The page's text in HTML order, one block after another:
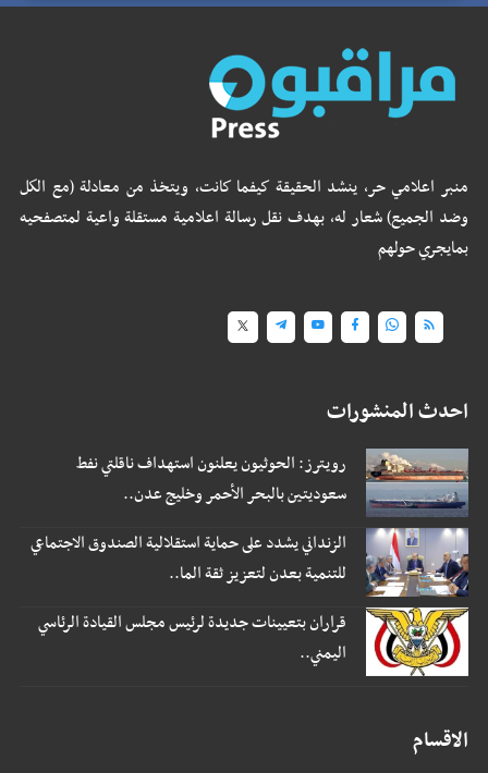
منبر اعلامي حر، ينشد الحقيقة كيفما كانت، ويتخذ من معادلة (مع الكل
وضد الجميع) شعار له، بهدف نقل رسالة اعلامية مستقلة واعية لمتصفحيه
بمايجري حولهم
احدث المنشورات
رويترز: الحوثيون يعلنون استهداف ناقلتي نفط
سعوديتين بالبحر الأحمر وخليج عدن..
الزنداني يشدد على حماية استقلالية الصندوق الاجتماعي
للتنمية بعدن لتعزيز ثقة الما..
قراران بتعيينات جديدة لرئيس مجلس القيادة الرئاسي
اليمني..
الاقسام